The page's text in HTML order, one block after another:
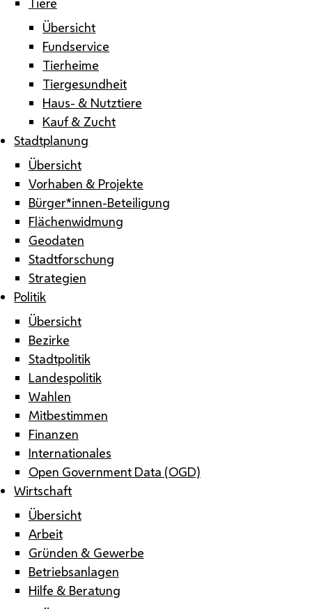
Übersicht
Fundservice
Tierheime
Tiergesundheit
Haus- & Nutztiere
Kauf & Zucht
Stadtplanung
Übersicht
Vorhaben & Projekte
Bürger*innen-Beteiligung
Flächenwidmung
Geodaten
Stadtforschung
Strategien
Politik
Übersicht
Bezirke
Stadtpolitik
Landespolitik
Wahlen
Mitbestimmen
Finanzen
Internationales
Open Government Data (OGD)
Wirtschaft
Übersicht
Arbeit
Gründen & Gewerbe
Betriebsanlagen
Hilfe & Beratung